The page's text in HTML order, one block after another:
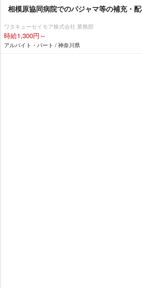
相模原協同病院でのパジャマ等の補充・
ワタキューセイモア株式会社 業務部
時給1,300円～
アルバイト・パート / 神奈川県